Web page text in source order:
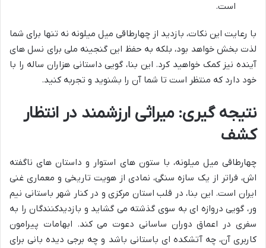
است.
با رعایت این نکات، بازدید از چهارطاقی میل میلونه نه تنها برای شما
لذت بخش خواهد بود، بلکه به حفظ این گنجینه ملی برای نسل های
آینده نیز کمک خواهید کرد. این بنا، گویی داستانی هزاران ساله را با
خود دارد که منتظر است تا شما آن را بشنوید و تجربه کنید.
نتیجه گیری: میراثی ارزشمند در انتظار
کشف
چهارطاقی میل میلونه، با ستون های استوار و داستان های ناگفته
اش، فراتر از یک سازه سنگی، نمادی از هویت تاریخی و معماری غنی
ایران است. این بنا، در قلب استان مرکزی و در کنار شهر باستانی نیم
ور، گویی دروازه ای به سوی گذشته می گشاید و بازدیدکنندگان را به
سفری در اعماق دوران ساسانی دعوت می کند. ابهامات پیرامون
کاربری آن، چه آتشکده ای باستانی باشد و چه برجی دیده بانی برای